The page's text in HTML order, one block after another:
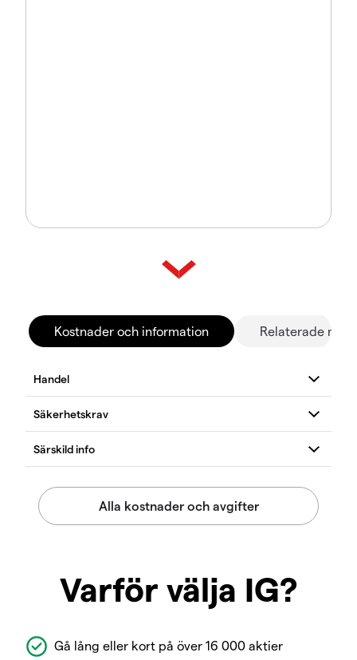
Kostnader och information Relaterade
Varför välja IG?
Gå lång eller kort på över 16 000 aktier